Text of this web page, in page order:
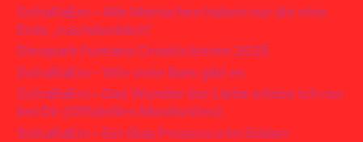
SchaRaEm – Alle Menschen haben nur die eine
Erde „nachdenklich“
Dinopark Funtana Croatia Istrien 2025
SchaRaEm – Wie viele Bars gibt es
SchaRaEm – Das Wunder der Liebe erlebe ich nur
bei Dir (Offizielles Musikvideo)
SchaRaEm – Ein Glas Prosecco im Süden